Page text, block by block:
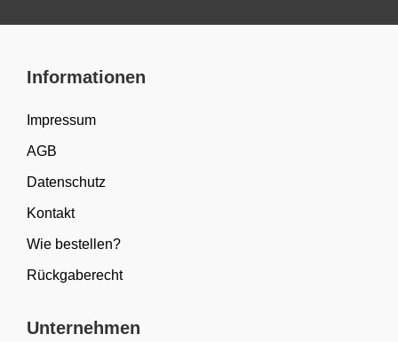
Informationen
Impressum
AGB
Datenschutz
Kontakt
Wie bestellen?
Rückgaberecht
Unternehmen